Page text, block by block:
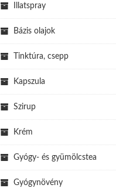
Illatspray
Bázis olajok
Tinktúra, csepp
Kapszula
Szirup
Krém
Gyógy- és gyümölcstea
Gyógynövény